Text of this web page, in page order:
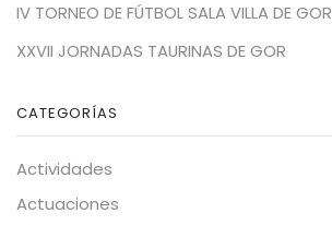
IV TORNEO DE FÚTBOL SALA VILLA DE GOR
XXVII JORNADAS TAURINAS DE GOR
CATEGORÍAS
Actividades
Actuaciones